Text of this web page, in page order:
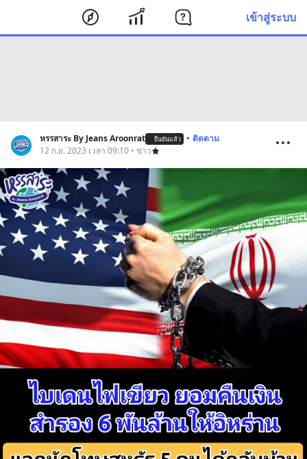
เข้าสู่ระบบ
หรรสาระ By Jeans Aroonrat ยืนยันแล้ว • ติดตาม
12 ก.ย. 2023 เวลา 09:10 • ข่าว